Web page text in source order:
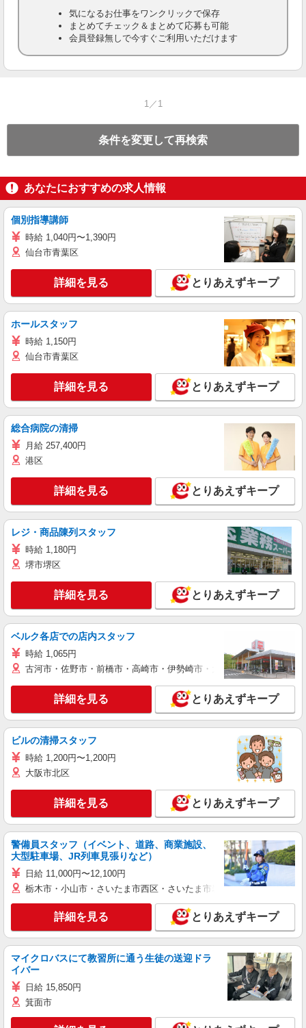
気になるお仕事をワンクリックで保存
まとめてチェック＆まとめて応募も可能
会員登録無しで今すぐご利用いただけます
1／1
条件を変更して再検索
あなたにおすすめの求人情報
個別指導講師
時給 1,040円〜1,390円
仙台市青葉区
詳細を見る とりあえずキープ
ホールスタッフ
時給 1,150円
仙台市青葉区
詳細を見る とりあえずキープ
総合病院の清掃
月給 257,400円
港区
詳細を見る とりあえずキープ
レジ・商品陳列スタッフ
時給 1,180円
堺市堺区
詳細を見る とりあえずキープ
ベルク各店での店内スタッフ
時給 1,065円
古河市・佐野市・前橋市・高崎市・伊勢崎市・太田市・館林市・藤
詳細を見る とりあえずキープ
ビルの清掃スタッフ
時給 1,200円〜1,200円
大阪市北区
詳細を見る とりあえずキープ
警備員スタッフ（イベント、道路、商業施設、
大型駐車場、JR列車見張りなど）
日給 11,000円〜12,100円
栃木市・小山市・さいたま市西区・さいたま市岩槻区・久喜市・蓮田
詳細を見る とりあえずキープ
マイクロバスにて教習所に通う生徒の送迎ドラ
イバー
日給 15,850円
箕面市